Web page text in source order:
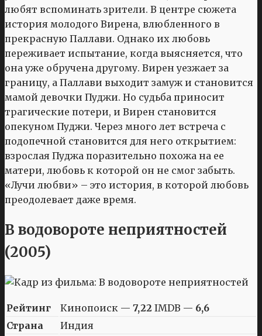
любят вспоминать зрители. В центре сюжета
история молодого Вирена, влюбленного в
прекрасную Паллави. Однако их любовь
переживает испытание, когда выясняется, что
она уже обручена другому. Вирен уезжает за
границу, а Паллави выходит замуж и становится
мамой девочки Пуджи. Но судьба приносит
трагические потери, и Вирен становится
опекуном Пуджи. Через много лет встреча с
подопечной становится для него открытием:
взрослая Пуджа поразительно похожа на ее
матери, любовь к которой он не смог забыть.
«Лучи любви» – это история, в которой любовь
преодолевает даже время.
В водовороте неприятностей
(2005)
Рейтинг Кинопоиск — 7,22 IMDB — 6,6
Страна
Индия